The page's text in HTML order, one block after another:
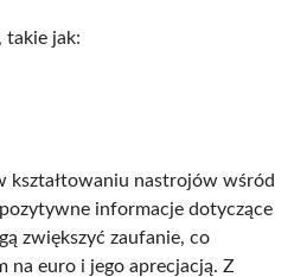
takie jak:
kształtowaniu nastrojów wśród
informacje dotyczące
zwiększyć zaufanie, co
na euro i jego aprecjacją. Z